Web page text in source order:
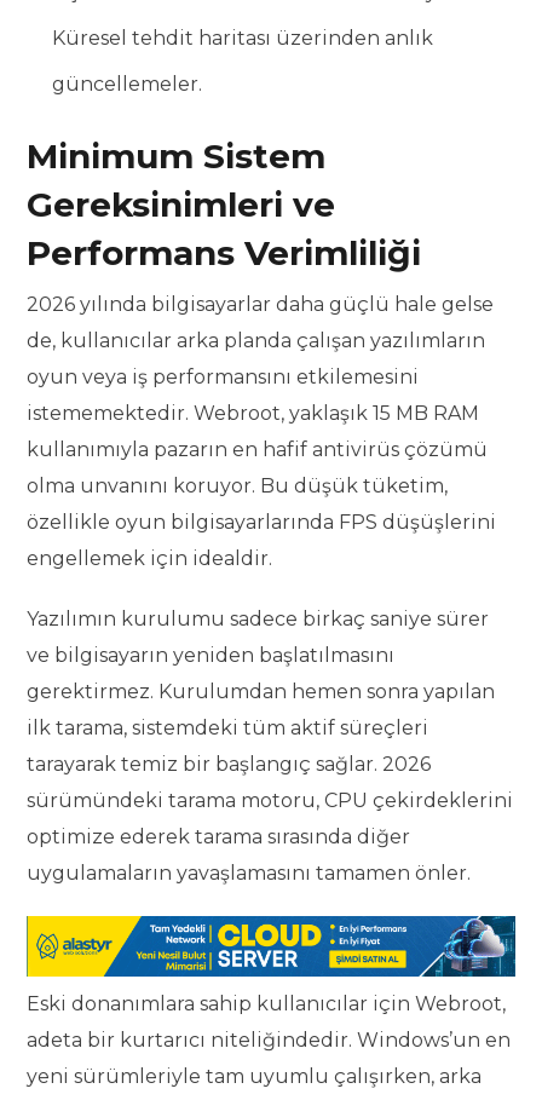
Küresel tehdit haritası üzerinden anlık
güncellemeler.
Minimum Sistem
Gereksinimleri ve
Performans Verimliliği
2026 yılında bilgisayarlar daha güçlü hale gelse
de, kullanıcılar arka planda çalışan yazılımların
oyun veya iş performansını etkilemesini
istememektedir. Webroot, yaklaşık 15 MB RAM
kullanımıyla pazarın en hafif antivirüs çözümü
olma unvanını koruyor. Bu düşük tüketim,
özellikle oyun bilgisayarlarında FPS düşüşlerini
engellemek için idealdir.
Yazılımın kurulumu sadece birkaç saniye sürer
ve bilgisayarın yeniden başlatılmasını
gerektirmez. Kurulumdan hemen sonra yapılan
ilk tarama, sistemdeki tüm aktif süreçleri
tarayarak temiz bir başlangıç sağlar. 2026
sürümündeki tarama motoru, CPU çekirdeklerini
optimize ederek tarama sırasında diğer
uygulamaların yavaşlamasını tamamen önler.
Eski donanımlara sahip kullanıcılar için Webroot,
adeta bir kurtarıcı niteliğindedir. Windows’un en
yeni sürümleriyle tam uyumlu çalışırken, arka